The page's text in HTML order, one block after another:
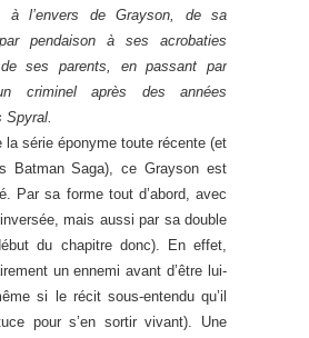
à l’envers de Grayson, de sa
pendaison à ses acrobaties
de ses parents, en passant par
criminel après des années
Spyral.
la série éponyme toute récente (et
Batman Saga), ce Grayson est
Par sa forme tout d’abord, avec
mais aussi par sa double
du chapitre donc). En effet,
un ennemi avant d’être lui-
si le récit sous-entendu qu’il
pour s’en sortir vivant). Une